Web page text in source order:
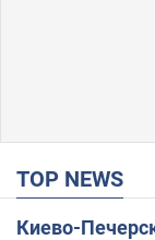
TOP NEWS
Киево-